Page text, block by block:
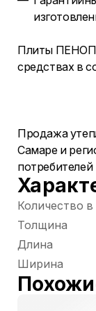
Плиты
средствах в
Продажа
Самаре и
Количество
Толщина
Длина
Ширина